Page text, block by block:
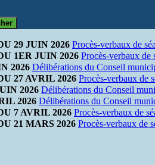
29 JUIN 2026 Procès-verbaux de
1ER JUIN 2026 Procès-verbaux de
2026 Délibérations du Conseil
27 AVRIL 2026 Procès-verbaux de
2026 Délibérations du Conseil
2026 Délibérations du Conseil
7 AVRIL 2026 Procès-verbaux de
21 MARS 2026 Procès-verbaux de